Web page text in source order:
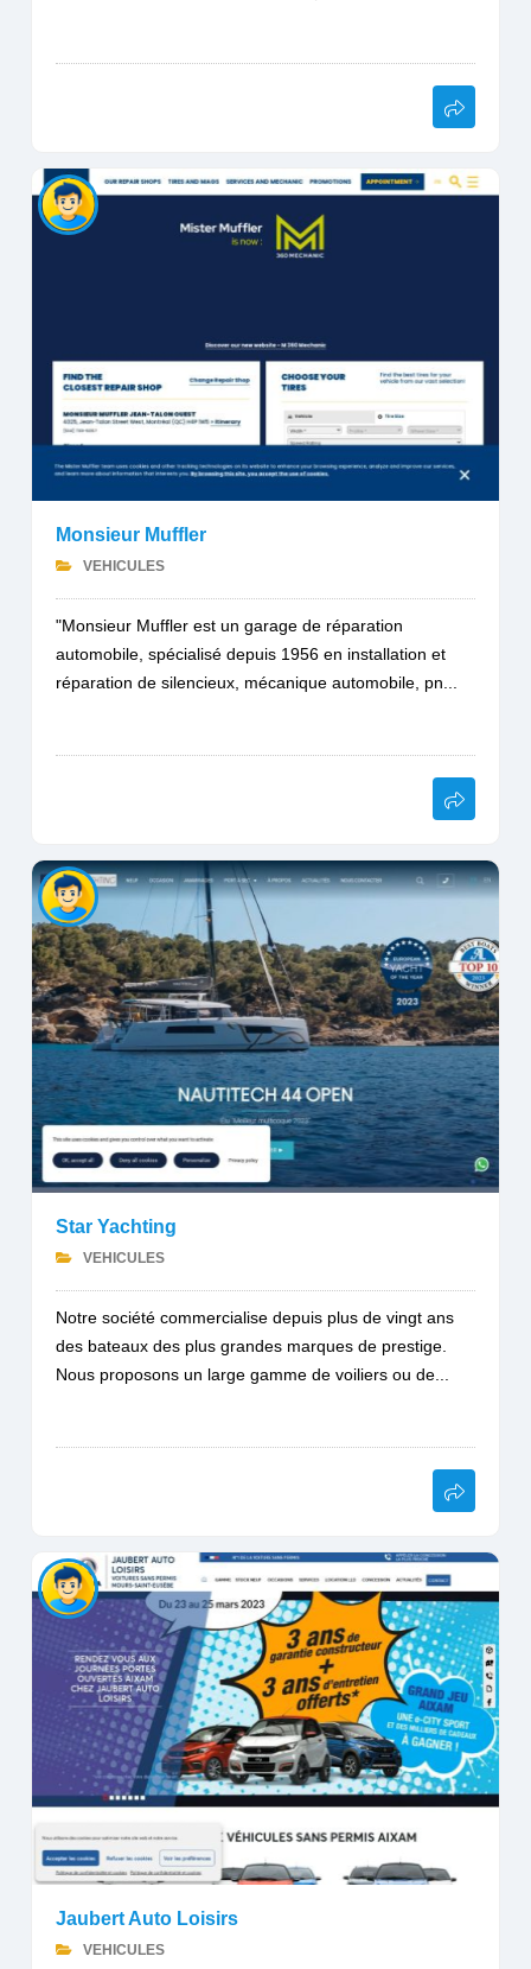
Monsieur Muffler
VEHICULES
"Monsieur Muffler est un garage de réparation
automobile, spécialisé depuis 1956 en installation et
réparation de silencieux, mécanique automobile, pn...
Star Yachting
VEHICULES
Notre société commercialise depuis plus de vingt ans
des bateaux des plus grandes marques de prestige.
Nous proposons un large gamme de voiliers ou de...
Jaubert Auto Loisirs
VEHICULES